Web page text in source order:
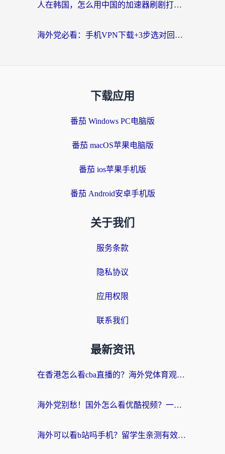
人在韩国，怎么用中国的加速器刷剧打游戏？这份真实体验指南给你答案
海外党必看：手机VPN下载+3步选对回国加速器，无缝刷国内资源不再愁
下载应用
番茄 Windows PC电脑版
番茄 macOS苹果电脑版
番茄 ios苹果手机版
番茄 Android安卓手机版
关于我们
服务条款
隐私协议
应用权限
联系我们
最新资讯
在香港怎么看cba直播的？海外党体育观赛终极指南：告别版权限制，畅享中文解说
海外党别愁！国外怎么看优酷视频？一招解决追剧、看直播难题
海外可以看b站吗手机？留学生亲测有效的回国加速指南